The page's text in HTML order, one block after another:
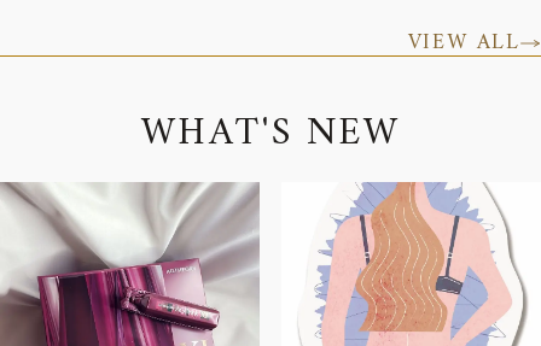
VIEW ALL
WHAT'S NEW